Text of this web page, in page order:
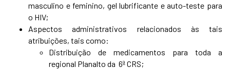
masculino e feminino, gel lubrificante e auto-teste para
o HIV;
Aspectos administrativos relacionados às tais
atribuições, tais como:
Distribuição de medicamentos para toda a
regional Planalto da 6ª CRS;